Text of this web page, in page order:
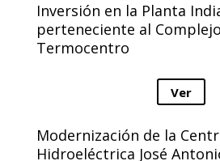
Inversión en la Planta
perteneciente al
Termocentro
Ver
Modernización de la
Hidroeléctrica José